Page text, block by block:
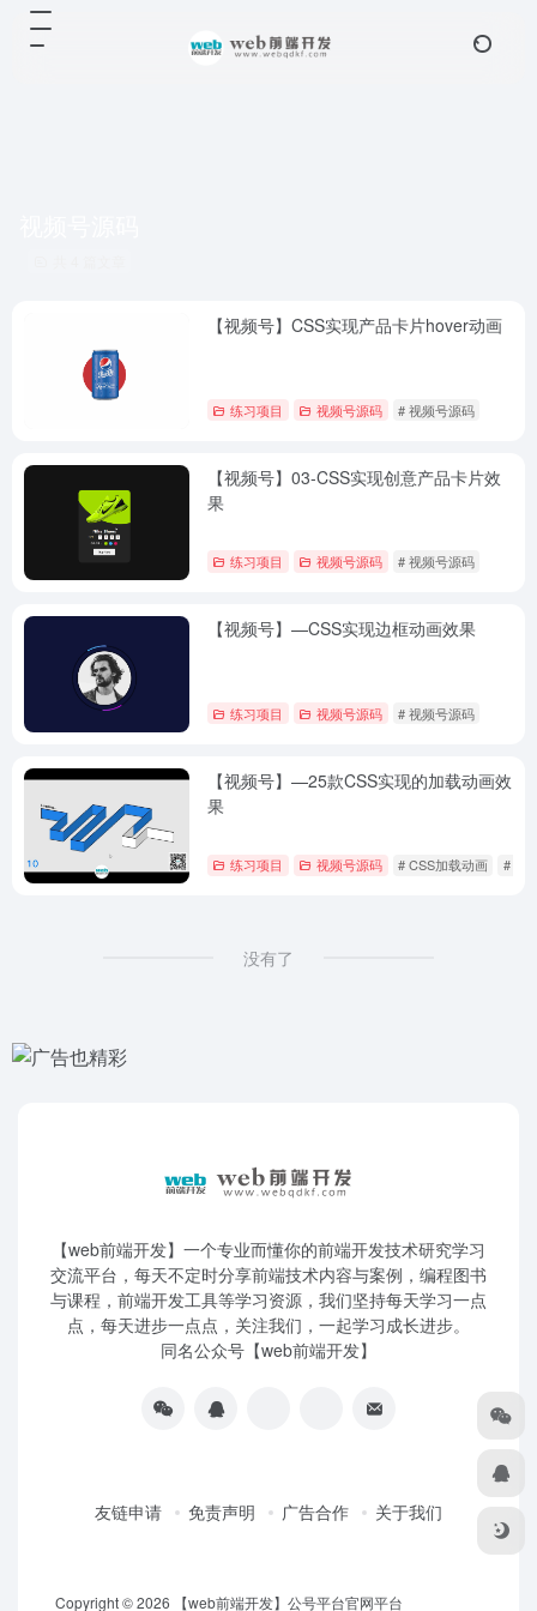
【视频号】CSS实现产品卡片hover动画
练习项目 视频号源码 # 视频号源码
【视频号】03-CSS实现创意产品卡片效
果
练习项目 视频号源码 # 视频号源码
【视频号】—CSS实现边框动画效果
练习项目 视频号源码 # 视频号源码
【视频号】—25款CSS实现的加载动画效
果
练习项目 视频号源码 # CSS加载动画 # 视
没有了
【web前端开发】一个专业而懂你的前端开发技术研究学习
交流平台，每天不定时分享前端技术内容与案例，编程图书
与课程，前端开发工具等学习资源，我们坚持每天学习一点
点，每天进步一点点，关注我们，一起学习成长进步。
同名公众号【web前端开发】
友链申请 免责声明 广告合作 关于我们
Copyright © 2026 【web前端开发】公号平台官网平台